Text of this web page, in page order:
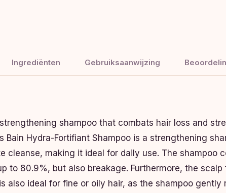
Ingrediënten Gebruiksaanwijzing
shampoo that combats hair loss and
Bain Hydra-Fortifiant Shampoo is a strengthening
cleanse, making it ideal for daily use. The
to 80.9%, but also breakage. Furthermore, the
also ideal for fine or oily hair, as the shampoo